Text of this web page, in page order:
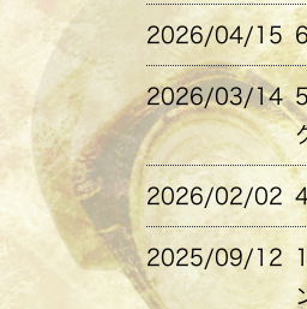
2026/04/15
2026/03/14
2026/02/02
2025/09/12